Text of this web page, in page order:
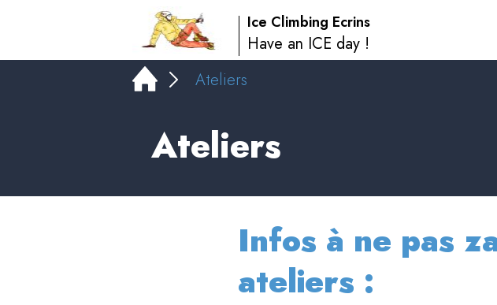
Ice Climbing Ecrins
Have an ICE day !
Ateliers
Ateliers
Infos à ne pas
ateliers :